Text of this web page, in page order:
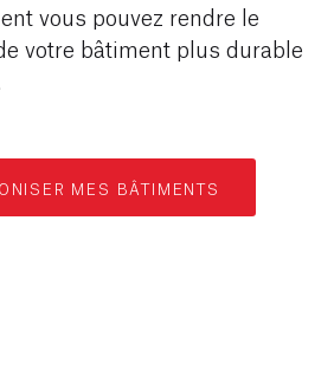
vous pouvez rendre le
votre bâtiment plus durable
MES BÂTIMENTS